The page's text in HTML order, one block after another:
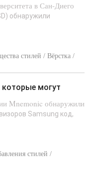
в Сан-Диего
обнаружили
стилей / Вёрстка /
которые могут
Mnemonic обнаружили
Samsung код,
стилей /